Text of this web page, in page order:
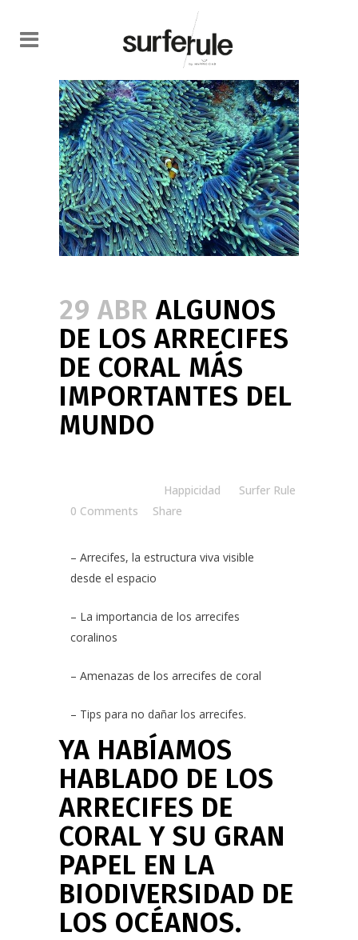
29 ABR ALGUNOS
DE LOS ARRECIFES
DE CORAL MÁS
IMPORTANTES DEL
MUNDO
Happicidad
Surfer Rule
0 Comments
Share
– Arrecifes, la estructura viva visible
desde el espacio
– La importancia de los arrecifes
coralinos
– Amenazas de los arrecifes de coral
– Tips para no dañar los arrecifes.
YA HABÍAMOS
HABLADO DE LOS
ARRECIFES DE
CORAL Y SU GRAN
PAPEL EN LA
BIODIVERSIDAD DE
LOS OCÉANOS.